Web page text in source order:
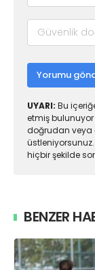
Yorumu
UYARI: Bu
etmiş bulunuyor
doğrudan veya
hiçbir şekilde
BENZER